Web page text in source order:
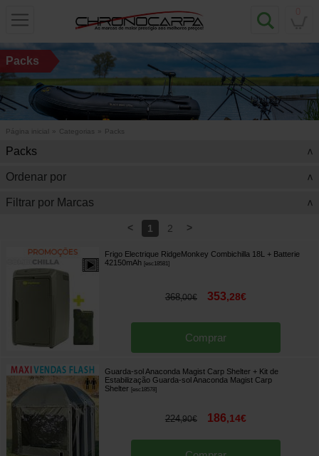
Packs
Página inicial Categorias Packs
Packs >
Ordenar por >
Filtrar por Marcas >
< 1 2 >
Frigo Electrique RidgeMonkey Combichilla 18L + Batterie
42150mAh [esc18581]
368,00€ 353,28€
Comprar
Guarda-sol Anaconda Magist Carp Shelter + Kit de
Estabilização Guarda-sol Anaconda Magist Carp
Shelter [esc18578]
224,90€ 186,14€